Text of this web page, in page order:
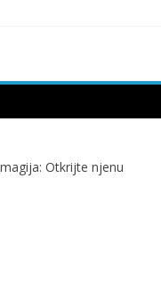
Otkrijte njenu